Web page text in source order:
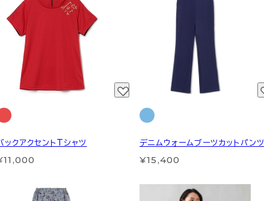
ックアクセントTシャツ デニムウォームブーツカットパンツ
¥15,400